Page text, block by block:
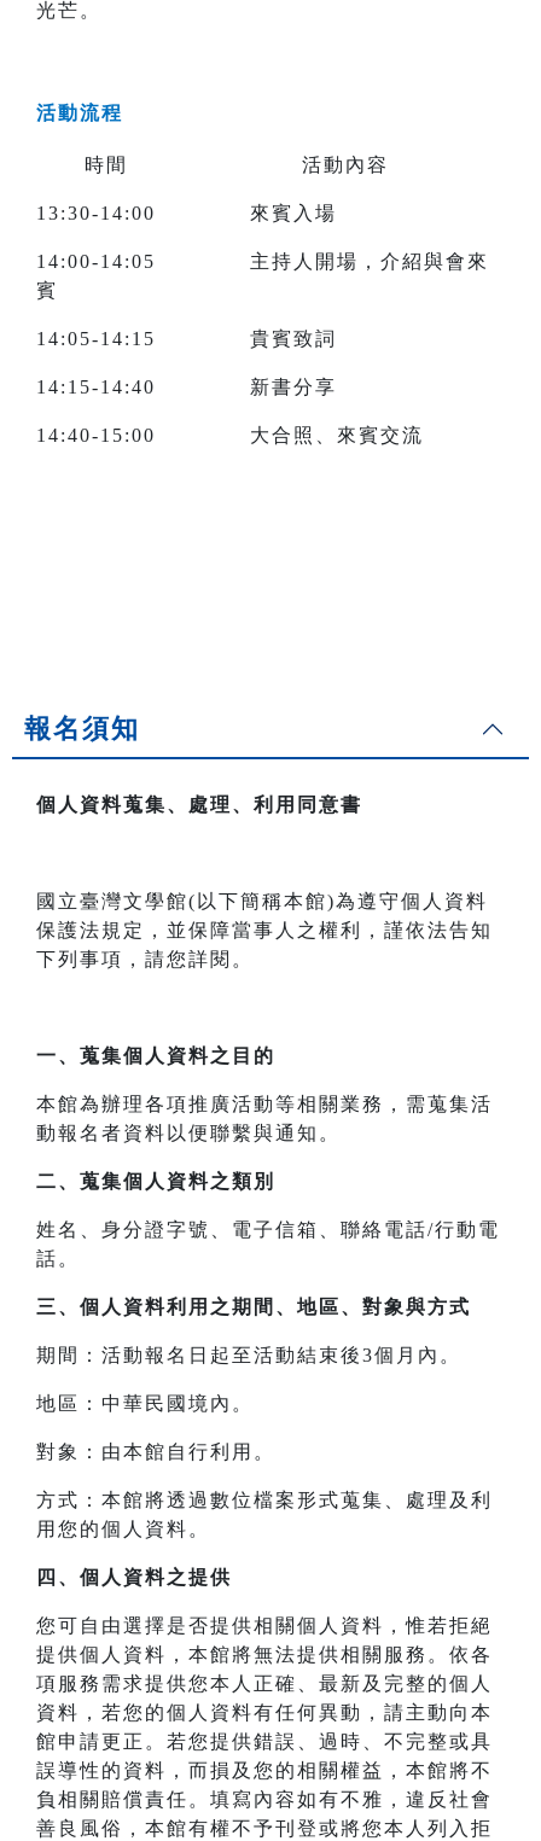
光芒。
活動流程
時間 活動內容
13:30-14:00 來賓入場
14:00-14:05 主持人開場，介紹與會來
賓
14:05-14:15 貴賓致詞
14:15-14:40 新書分享
14:40-15:00 大合照、來賓交流
報名須知
個人資料蒐集、處理、利用同意書
國立臺灣文學館(以下簡稱本館)為遵守個人資料
保護法規定，並保障當事人之權利，謹依法告知
下列事項，請您詳閱。
一、 蒐集個人資料之目的
本館為辦理各項推廣活動等相關業務，需蒐集活
動報名者資料以便聯繫與通知。
二、 蒐集個人資料之類別
姓名、身分證字號、電子信箱、聯絡電話/行動電
話。
三、 個人資料利用之期間、地區、對象與方式
期間：活動報名日起至活動結束後3個月內。
地區：中華民國境內。
對象：由本館自行利用。
方式：本館將透過數位檔案形式蒐集、處理及利
用您的個人資料。
四、 個人資料之提供
您可自由選擇是否提供相關個人資料，惟若拒絕
提供個人資料，本館將無法提供相關服務。依各
項服務需求提供您本人正確、最新及完整的個人
資料，若您的個人資料有任何異動，請主動向本
館申請更正。若您提供錯誤、過時、不完整或具
誤導性的資料，而損及您的相關權益，本館將不
負相關賠償責任。填寫內容如有不雅，違反社會
善良風俗，本館有權不予刊登或將您本人列入拒